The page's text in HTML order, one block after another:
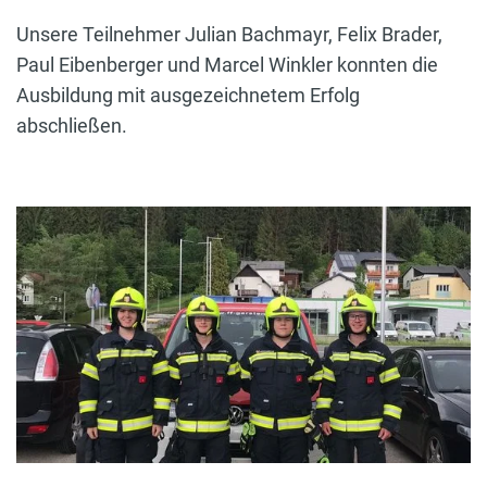
Unsere Teilnehmer Julian Bachmayr, Felix Brader,
Paul Eibenberger und Marcel Winkler konnten die
Ausbildung mit ausgezeichnetem Erfolg
abschließen.